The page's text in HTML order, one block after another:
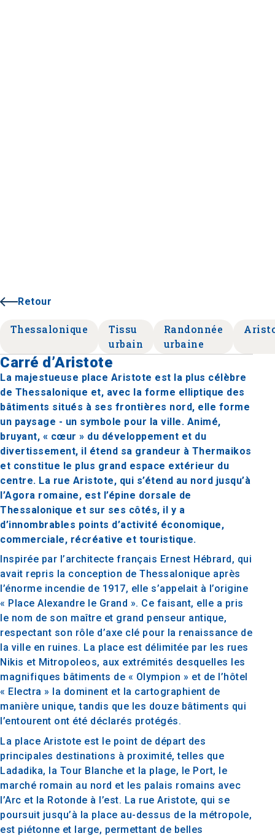
Retour
Thessalonique
Tissu
urbain
Randonnée
urbaine
Carré d’Aristote
La majestueuse place Aristote est la plus célèbre
de Thessalonique et, avec la forme elliptique des
bâtiments situés à ses frontières nord, elle forme
un paysage - un symbole pour la ville. Animé,
bruyant, « cœur » du développement et du
divertissement, il étend sa grandeur à Thermaikos
et constitue le plus grand espace extérieur du
centre. La rue Aristote, qui s’étend au nord jusqu’à
l’Agora romaine, est l’épine dorsale de
Thessalonique et sur ses côtés, il y a
d’innombrables points d’activité économique,
commerciale, récréative et touristique.
Inspirée par l’architecte français Ernest Hébrard, qui
avait repris la conception de Thessalonique après
l’énorme incendie de 1917, elle s’appelait à l’origine
« Place Alexandre le Grand ». Ce faisant, elle a pris
le nom de son maître et grand penseur antique,
respectant son rôle d’axe clé pour la renaissance de
la ville en ruines. La place est délimitée par les rues
Nikis et Mitropoleos, aux extrémités desquelles les
magnifiques bâtiments de « Olympion » et de l’hôtel
« Electra » la dominent et la cartographient de
manière unique, tandis que les douze bâtiments qui
l’entourent ont été déclarés protégés.
La place Aristote est le point de départ des
principales destinations à proximité, telles que
Ladadika, la Tour Blanche et la plage, le Port, le
marché romain au nord et les palais romains avec
l’Arc et la Rotonde à l’est. La rue Aristote, qui se
poursuit jusqu’à la place au-dessus de la métropole,
est piétonne et large, permettant de belles